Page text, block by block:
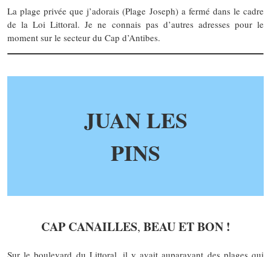
La plage privée que j’adorais (Plage Joseph) a fermé dans le cadre
de la Loi Littoral. Je ne connais pas d’autres adresses pour le
moment sur le secteur du Cap d’Antibes.
JUAN LES
PINS
CAP CANAILLES, BEAU ET BON !